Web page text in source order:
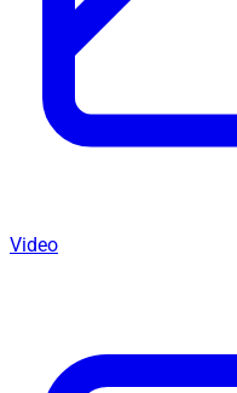
Video